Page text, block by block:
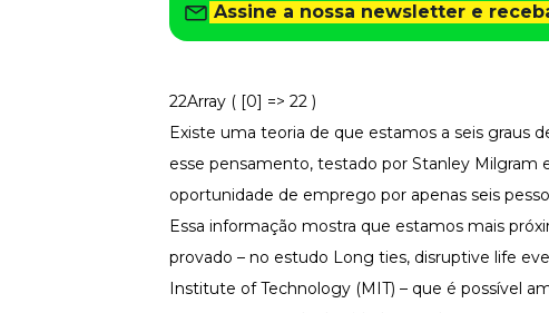
Gestão de Pessoas e Liderança
Capacitação com especialistas
Fortaleça a cultura organizacional
Treinamento de Produto
Materiais Gratuitos
Materiais Gratuitos
Assine a nossa newsletter e
22Array ( [0] => 22 )
Existe uma teoria de que estamos a seis graus
esse pensamento, testado por Stanley Milgram
oportunidade de emprego por apenas seis
Essa informação mostra que estamos mais
provado – no estudo Long ties, disruptive life
Institute of Technology (MIT) – que é possível